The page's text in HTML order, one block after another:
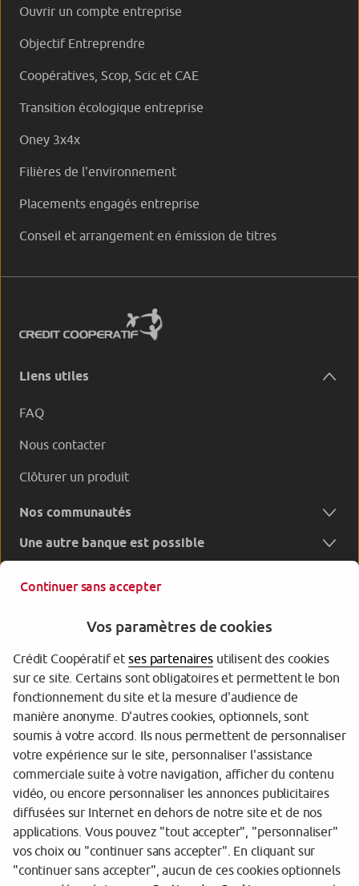
Ouvrir un compte entreprise
Objectif Entreprendre
Coopératives, Scop, Scic et CAE
Transition écologique entreprise
Oney 3x4x
Filières de l'environnement
Placements engagés entreprise
Conseil et arrangement en émission de titres
Liens utiles
FAQ
Nous contacter
Clôturer un produit
Nos communautés
Une autre banque est possible
Garantie des Dépôts
Protection des données personnelles
Gestion des cookies
Sécurité
Tarifs
Mentions légales
Continuer sans accepter
Vos paramètres de cookies
Crédit Coopératif etses partenairesutilisent des cookies
sur ce site. Certains sont obligatoires et permettent le bon
fonctionnement du site et la mesure d'audience de
manière anonyme. D'autres cookies, optionnels, sont
soumis à votre accord. Ils nous permettent de personnaliser
votre expérience sur le site, personnaliser l'assistance
commerciale suite à votre navigation, afficher du contenu
vidéo, ou encore personnaliser les annonces publicitaires
diffusées sur Internet en dehors de notre site et de nos
applications. Vous pouvez "tout accepter", "personnaliser"
vos choix ou "continuer sans accepter". En cliquant sur
"continuer sans accepter", aucun de ces cookies optionnels